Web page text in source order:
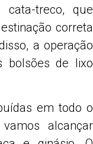
cata-treco, que
correta
a operação
bolsões de lixo
em todo o
alcançar